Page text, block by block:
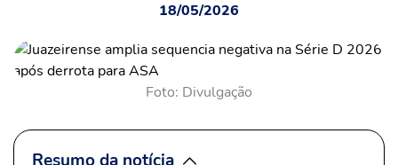
18/05/2026
Foto: Divulgação